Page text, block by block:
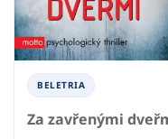
BELETRIA
Za zavřenými